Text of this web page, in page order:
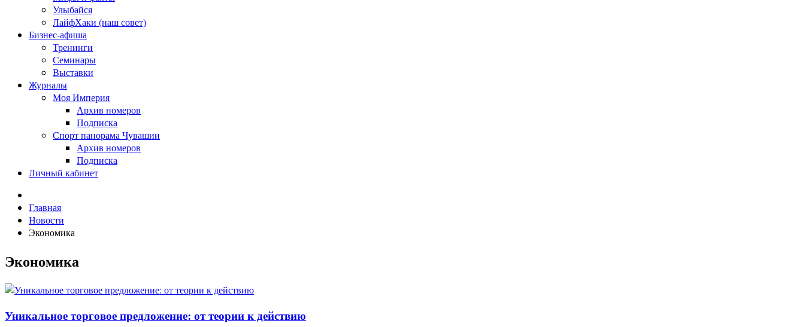
Улыбайся
ЛайфХаки (наш совет)
Бизнес-афиша
Тренинги
Семинары
Выставки
Журналы
Моя Империя
Архив номеров
Подписка
Спорт панорама Чувашии
Архив номеров
Подписка
Личный кабинет
Главная
Новости
Экономика
Экономика
Уникальное торговое предложение: от теории к действию